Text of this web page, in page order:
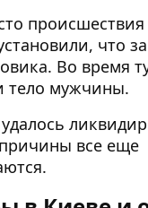
что
Во время
тело мужчины.
все еще